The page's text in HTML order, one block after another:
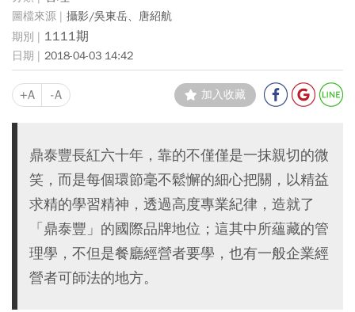
攝影/吳東岳、唐紹航
1111期
2018-04-03 14:42
+A -A 加入收藏
鼎泰豐長紅六十年，靠的不僅僅是一抹親切的微
笑，而是每個環節毫不鬆懈的細心把關，以精益
求精的學習精神，透過高度專業紀律，造就了
「鼎泰豐」的國際品牌地位；這其中所蘊藏的管
理學，不但是餐廳經營者要學，也有一般企業經
營者可師法的地方。